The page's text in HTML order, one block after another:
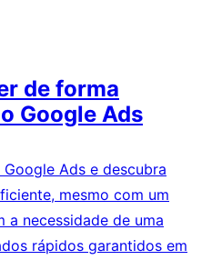
de forma
Google Ads
Ads e descubra
mesmo com um
a necessidade de uma
rápidos garantidos em